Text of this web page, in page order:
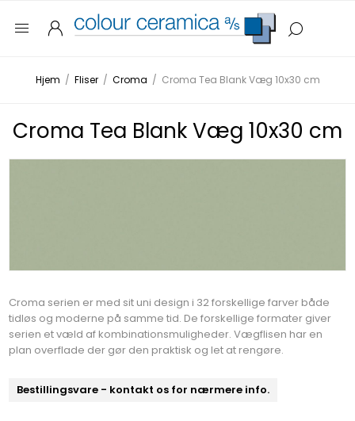
Hjem / Fliser / Croma / Croma Tea Blank Væg 10x30 cm
Croma Tea Blank Væg 10x30 cm
Croma serien er med sit uni design i 32 forskellige farver både
tidløs og moderne på samme tid. De forskellige formater giver
serien et væld af kombinationsmuligheder. Vægflisen har en
plan overflade der gør den praktisk og let at rengøre.
Bestillingsvare - kontakt os for nærmere info.